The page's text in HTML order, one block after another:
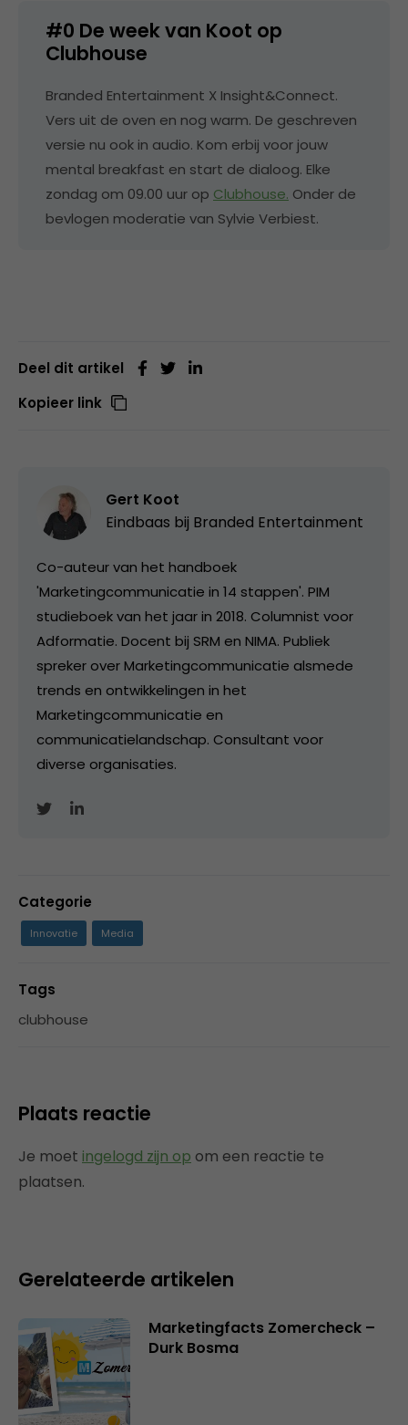
#0 De week van Koot op
Clubhouse
Branded Entertainment X Insight&Connect.
Vers uit de oven en nog warm. De geschreven
versie nu ook in audio. Kom erbij voor jouw
mental breakfast en start de dialoog. Elke
zondag om 09.00 uur op Clubhouse. Onder de
bevlogen moderatie van Sylvie Verbiest.
Deel dit artikel
Kopieer link
Gert Koot
Eindbaas bij Branded Entertainment
Co-auteur van het handboek
'Marketingcommunicatie in 14 stappen'. PIM
studieboek van het jaar in 2018. Columnist voor
Adformatie. Docent bij SRM en NIMA. Publiek
spreker over Marketingcommunicatie alsmede
trends en ontwikkelingen in het
Marketingcommunicatie en
communicatielandschap. Consultant voor
diverse organisaties.
Categorie
Innovatie Media
Tags
clubhouse
Plaats reactie
Je moet ingelogd zijn op om een reactie te
plaatsen.
Gerelateerde artikelen
Marketingfacts Zomercheck –
Durk Bosma